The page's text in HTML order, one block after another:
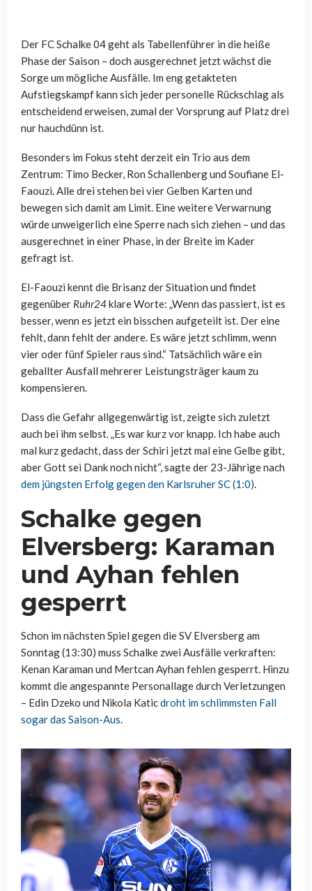
Der FC Schalke 04 geht als Tabellenführer in die heiße
Phase der Saison – doch ausgerechnet jetzt wächst die
Sorge um mögliche Ausfälle. Im eng getakteten
Aufstiegskampf kann sich jeder personelle Rückschlag als
entscheidend erweisen, zumal der Vorsprung auf Platz drei
nur hauchdünn ist.
Besonders im Fokus steht derzeit ein Trio aus dem
Zentrum: Timo Becker, Ron Schallenberg und Soufiane El-
Faouzi. Alle drei stehen bei vier Gelben Karten und
bewegen sich damit am Limit. Eine weitere Verwarnung
würde unweigerlich eine Sperre nach sich ziehen – und das
ausgerechnet in einer Phase, in der Breite im Kader
gefragt ist.
El-Faouzi kennt die Brisanz der Situation und findet
gegenüber Ruhr24klare Worte: „Wenn das passiert, ist es
besser, wenn es jetzt ein bisschen aufgeteilt ist. Der eine
fehlt, dann fehlt der andere. Es wäre jetzt schlimm, wenn
vier oder fünf Spieler raus sind.“ Tatsächlich wäre ein
geballter Ausfall mehrerer Leistungsträger kaum zu
kompensieren.
Dass die Gefahr allgegenwärtig ist, zeigte sich zuletzt
auch bei ihm selbst. „Es war kurz vor knapp. Ich habe auch
mal kurz gedacht, dass der Schiri jetzt mal eine Gelbe gibt,
aber Gott sei Dank noch nicht“, sagte der 23-Jährige nach
dem jüngsten Erfolg gegen den Karlsruher SC (1:0).
Schalke gegen
Elversberg: Karaman
und Ayhan fehlen
gesperrt
Schon im nächsten Spiel gegen die SV Elversberg am
Sonntag (13:30) muss Schalke zwei Ausfälle verkraften:
Kenan Karaman und Mertcan Ayhan fehlen gesperrt. Hinzu
kommt die angespannte Personallage durch Verletzungen
– Edin Dzeko und Nikola Katicdroht im schlimmsten Fall
sogar das Saison-Aus.